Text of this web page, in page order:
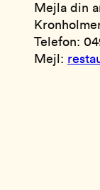
Mejla din
Telefon:
Mejl: